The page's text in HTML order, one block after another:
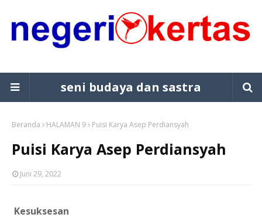
seni budaya dan sastra
Beranda HALAMAN 9 Puisi Karya Asep Perdiansyah
Puisi Karya Asep Perdiansyah
Juni 29, 2022
Kesuksesan